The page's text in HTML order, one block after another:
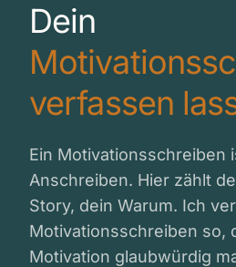
Dein
verfassen
Ein Motivationsschreiben
Anschreiben. Hier zählt
Story, dein Warum. Ich
Motivationsschreiben so,
Motivation glaubwürdig